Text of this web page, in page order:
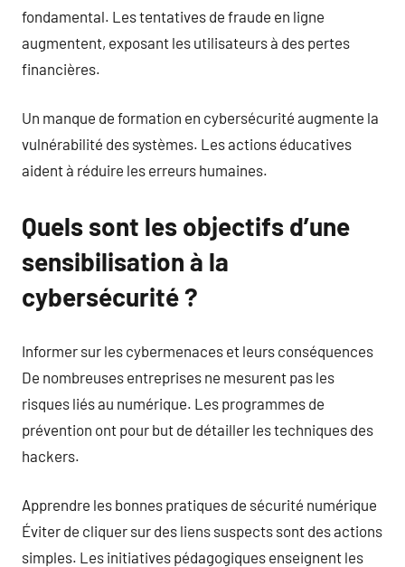
fondamental. Les tentatives de fraude en ligne
augmentent, exposant les utilisateurs à des pertes
financières.
Un manque de formation en cybersécurité augmente la
vulnérabilité des systèmes. Les actions éducatives
aident à réduire les erreurs humaines.
Quels sont les objectifs d’une
sensibilisation à la
cybersécurité ?
Informer sur les cybermenaces et leurs conséquences
De nombreuses entreprises ne mesurent pas les
risques liés au numérique. Les programmes de
prévention ont pour but de détailler les techniques des
hackers.
Apprendre les bonnes pratiques de sécurité numérique
Éviter de cliquer sur des liens suspects sont des actions
simples. Les initiatives pédagogiques enseignent les